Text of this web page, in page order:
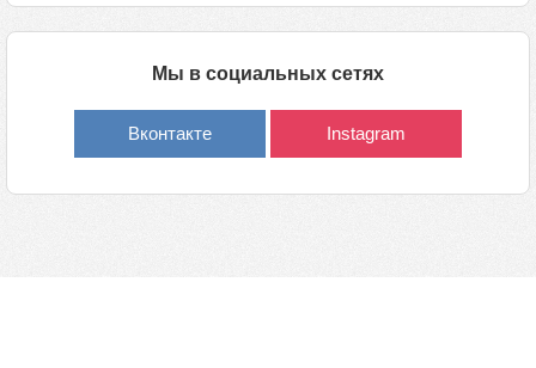
Мы в социальных сетях
Вконтакте Instagram